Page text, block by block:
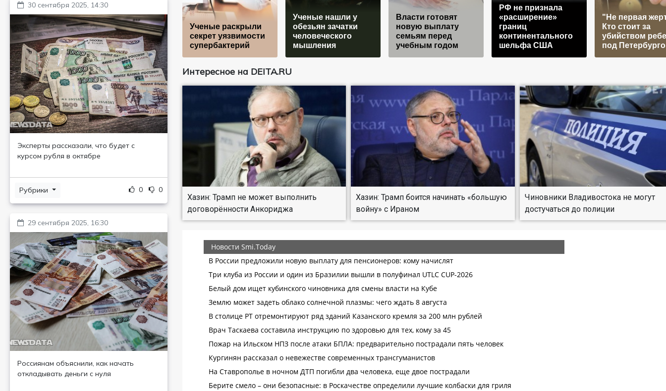
30 сентября 2025, 14:30
Эксперты рассказали, что будет с
курсом рубля в октябре
Рубрики 0 0
29 сентября 2025, 16:30
Россиянам объяснили, как начать
откладывать деньги с нуля
Ученые раскрыли
секрет уязвимости
супербактерий
Ученые нашли у
обезьян зачатки
человеческого
мышления
Власти готовят
новую выплату
семьям перед
учебным годом
РФ не признала
«расширение»
границ
континентального
шельфа США
"Не первая
Кто стоит за
убийством
под
Интересное на DEITA.RU
Хазин: Трамп не может выполнить
договорённости Анкориджа
Хазин: Трамп боится начинать «большую
войну» с Ираном
Чиновники Владивостока не могут
достучаться до полиции